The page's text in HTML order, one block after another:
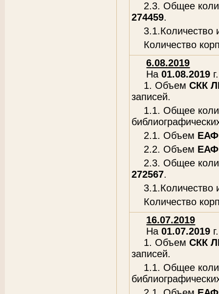
2.3. Общее
274459.
3.1.Количество
Количество
6.08.2019
На01.08.2019 г.
1. ОбъемСКК
записей.
1.1. Общее
2.1. Объем
2.2. Объем
2.3. Общее
272567.
3.1.Количество
Количество
16.07.2019
На01.07.2019 г.
1. ОбъемСКК
записей.
1.1. Общее